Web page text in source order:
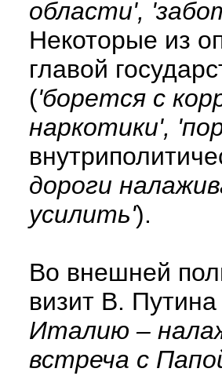
области',
Некоторые из
главой
('борется с
наркотики',
дороги
усилить').
Во внешней
визит В.
Италию –
встреча с